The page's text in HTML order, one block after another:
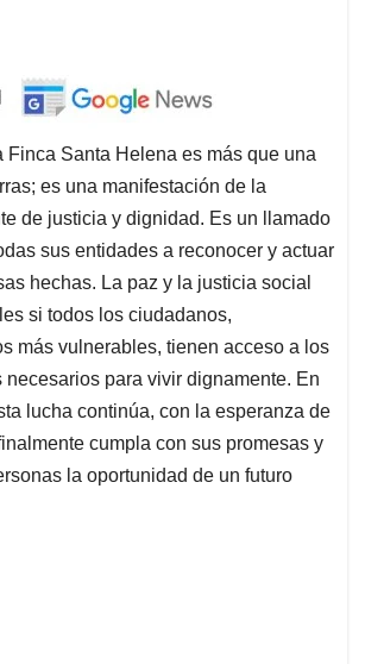
Finca Santa Helena es más que una
es una manifestación de la
de justicia y dignidad. Es un llamado
sus entidades a reconocer y actuar
hechas. La paz y la justicia social
si todos los ciudadanos,
más vulnerables, tienen acceso a los
necesarios para vivir dignamente. En
lucha continúa, con la esperanza de
cumpla con sus promesas y
la oportunidad de un futuro